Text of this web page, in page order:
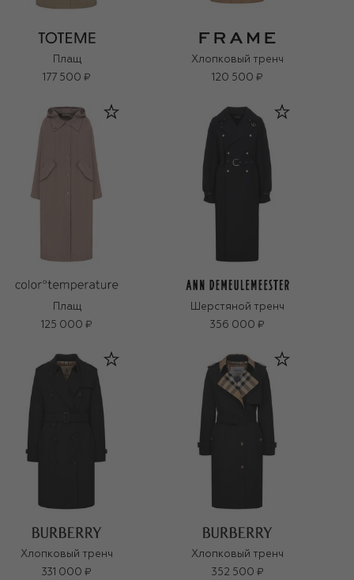
Плащ
177 500 ₽
Хлопковый тренч
120 500 ₽
Плащ
125 000 ₽
Шерстяной тренч
356 000 ₽
Хлопковый тренч
331 000 ₽
Хлопковый тренч
352 500 ₽